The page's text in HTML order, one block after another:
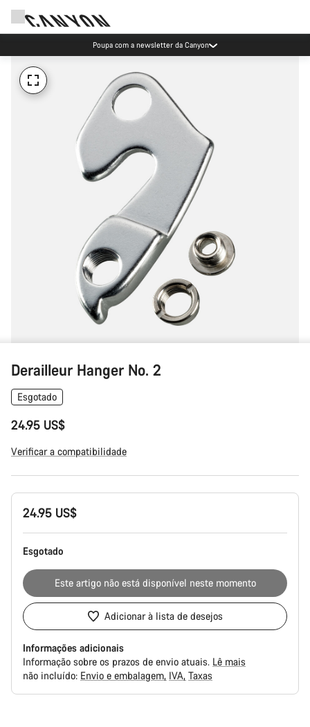
Poupa com a newsletter da Canyon
Derailleur Hanger No. 2
Esgotado
24.95 US$
Verificar a compatibilidade
Configuração
24.95 US$
Esgotado
Este artigo não está disponível neste momento
Adicionar à lista de desejos
Informações adicionais
Informação sobre os prazos de envio atuais. Lê mais
não incluído: Envio e embalagem IVA Taxas